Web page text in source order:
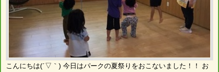
こんにちは(´▽｀) 今日はパークの夏祭りをおこないました！！ お